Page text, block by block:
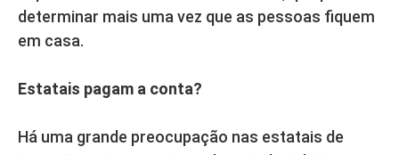
determinar mais uma vez que as pessoas fiquem
em casa.
Estatais pagam a conta?
Há uma grande preocupação nas estatais de